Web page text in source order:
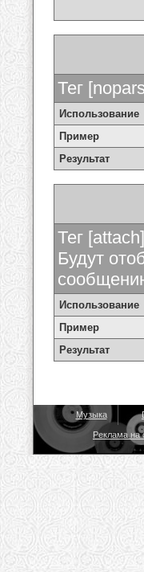
Тег
Использование
Пример
Результат
Тег
Будут
Использование
Пример
Результат
Музыка
Реклама на